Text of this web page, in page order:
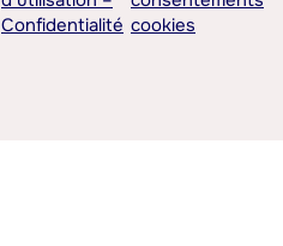
Confidentialité cookies